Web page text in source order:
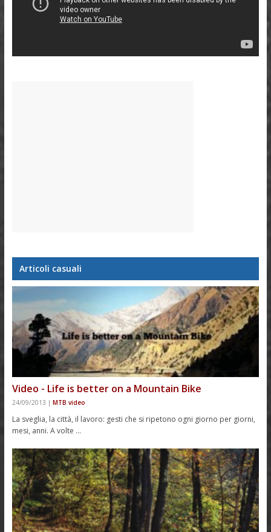
Articoli casuali
Video - Life is better on a Mountain Bike
24/09/2013 | MTB video
La sveglia, la città, il lavoro: gesti che si ripetono ogni giorno per giorni,
mesi, anni. A volte …